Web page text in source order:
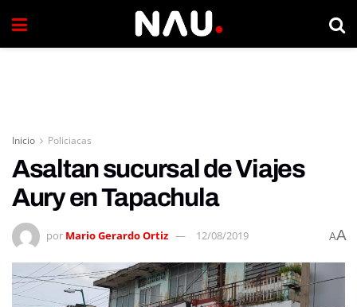
Inicio Policiacas
Asaltan sucursal de Viajes
Aury en Tapachula
por Mario Gerardo Ortiz 12/08/2019 AA